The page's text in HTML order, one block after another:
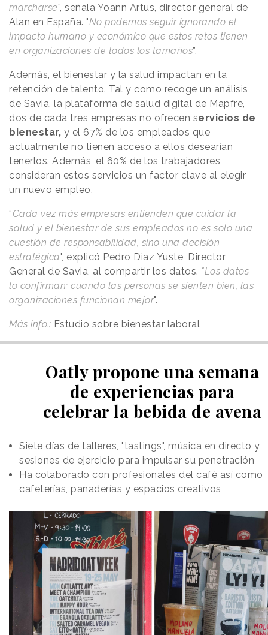
marcharse”, señala Yoann Artus, director general de
Alan en España. "No podemos seguir ignorando el
impacto humano y económico que estos retos tienen
en organizaciones de todos los tamaños”.
Además, el bienestar y la salud impactan en la
retención de talento. Tal y como recoge un análisis
de Savia, la plataforma de salud digital de Mapfre,
dos de cada tres empresas no ofrecen servicios de
bienestar, y el 67% de los empleados que
actualmente no tienen acceso a ellos desearían
tenerlos. Además, el 60% de los trabajadores
consideran estos servicios un factor clave al elegir
un nuevo empleo.
“Cada vez más empresas entienden que cuidar la
salud y el bienestar de sus empleados no es solo una
cuestión de responsabilidad, sino una decisión
estratégica", explicó Pedro Diaz Yuste, Director
General de Savia, al compartir los datos. "Los datos
lo confirman: cuando las personas se sienten bien, las
organizaciones funcionan mejor".
Más info.: Estudio sobre bienestar laboral
Oatly propone una semana
de experiencias para
celebrar la bebida de avena
Siete días de talleres, "tastings", música en directo y
sesiones de ejercicio para impulsar su penetración
Ha colaborado con profesionales del café así como
cafeterías, panaderías y espacios creativos